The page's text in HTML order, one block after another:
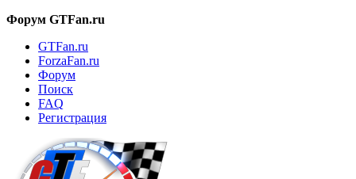
Форум GTFan.ru
GTFan.ru
ForzaFan.ru
Форум
Поиск
FAQ
Регистрация